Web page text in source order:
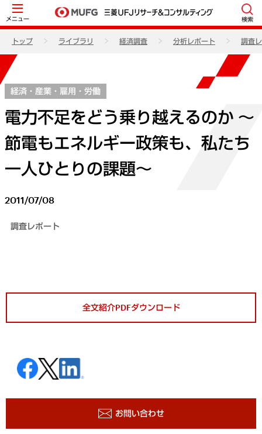
メニュー 検索
トップ ライブラリ 経済調査 分析レポート 調査
経済・産業・雇用・労働
電力不足をどう乗り越えるのか ～
節電もエネルギー政策も、私たち
一人ひとりの課題～
2011/07/08
調査レポート
全文紹介PDFダウンロード
お問い合わせ